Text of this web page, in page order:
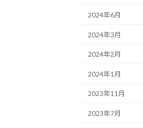
2024年6月
2024年3月
2024年2月
2024年1月
2023年11月
2023年7月